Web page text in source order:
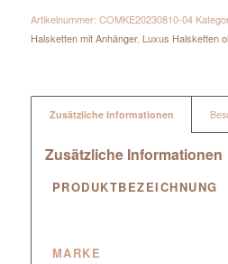
Artikelnummer: COMKE20230810-04
Halsketten mit Anhänger, Luxus Halsketten
Zusätzliche Informationen
Zusätzliche Informationen
PRODUKTBEZEICHNUNG
MARKE